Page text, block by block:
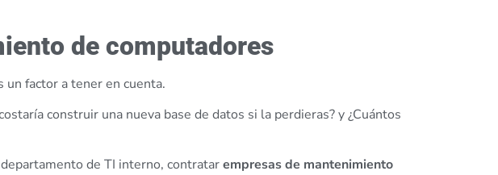
de computadores
factor a tener en cuenta.
construir una nueva base de datos si la perdieras? y ¿Cuántos
de TI interno, contratarempresas de mantenimiento